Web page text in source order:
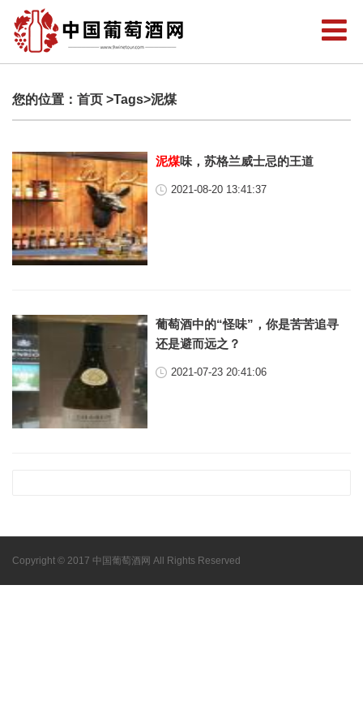
您的位置： 首页 >Tags>泥煤
泥煤味，苏格兰威士忌的王道
2021-08-20 13:41:37
葡萄酒中的“怪味”，你是苦苦追寻
还是避而远之？
2021-07-23 20:41:06
Copyright © 2017 中国葡萄酒网 All Rights Reserved